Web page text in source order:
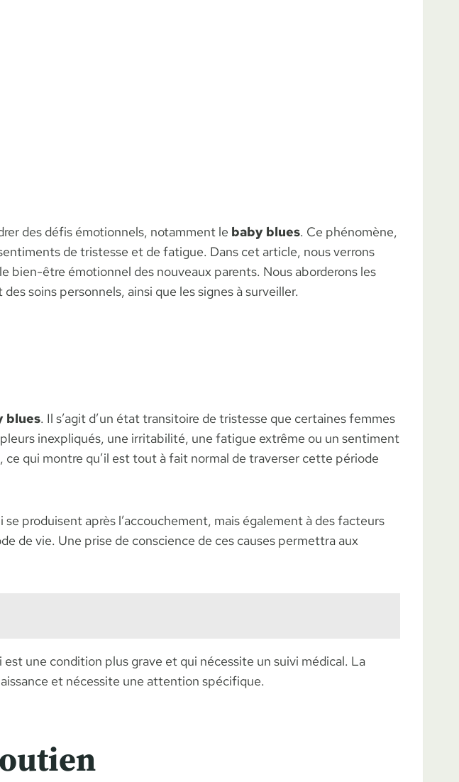
des défis émotionnels, notamment le baby blues. Ce phénomène,
de tristesse et de fatigue. Dans cet article, nous verrons
être émotionnel des nouveaux parents. Nous aborderons les
soins personnels, ainsi que les signes à surveiller.
blues. Il s’agit d’un état transitoire de tristesse que certaines femmes
inexpliqués, une irritabilité, une fatigue extrême ou un sentiment
qui montre qu’il est tout à fait normal de traverser cette période
produisent après l’accouchement, mais également à des facteurs
de vie. Une prise de conscience de ces causes permettra aux
une condition plus grave et qui nécessite un suivi médical. La
et nécessite une attention spécifique.